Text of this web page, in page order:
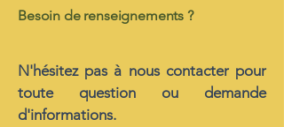
Besoin de renseignements ?
N'hésitez pas à nous contacter pour
toute question ou demande
d'informations.